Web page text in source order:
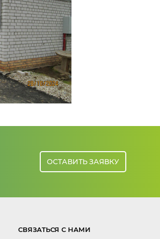
ОСТАВИТЬ ЗАЯВКУ
СВЯЗАТЬСЯ С НАМИ